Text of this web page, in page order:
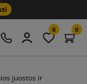
0 0
juostos ir